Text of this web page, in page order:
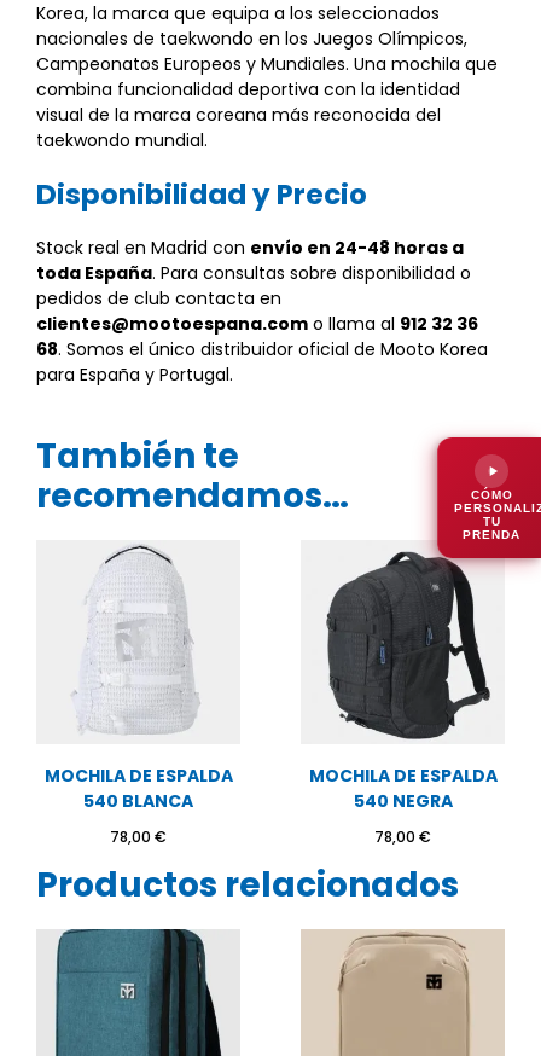
Korea, la marca que equipa a los seleccionados
nacionales de taekwondo en los Juegos Olímpicos,
Campeonatos Europeos y Mundiales. Una mochila que
combina funcionalidad deportiva con la identidad
visual de la marca coreana más reconocida del
taekwondo mundial.
Disponibilidad y Precio
Stock real en Madrid con envío en 24-48 horas a
toda España. Para consultas sobre disponibilidad o
pedidos de club contacta en
clientes@mootoespana.com o llama al 912 32 36
68. Somos el único distribuidor oficial de Mooto Korea
para España y Portugal.
También te
recomendamos…
MOCHILA DE ESPALDA
540 BLANCA
78,00 €
MOCHILA DE ESPALDA
540 NEGRA
78,00 €
Productos relacionados
CÓMO
TU
PRENDA